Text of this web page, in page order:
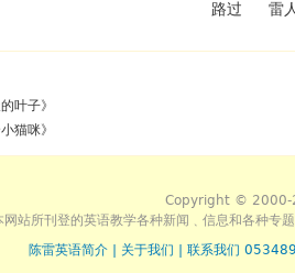
路过 雷
叶子》
猫咪》
Copyright © 2000-
网站所刊登的英语教学各种新闻﹑信息和各种专
陈雷英语简介
关于我们
联系我们